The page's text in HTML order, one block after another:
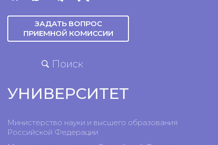
ЗАДАТЬ ВОПРОС
ПРИЕМНОЙ КОМИССИИ
Поиск
УНИВЕРСИТЕТ
Министерство науки и высшего образования
Российской Федерации